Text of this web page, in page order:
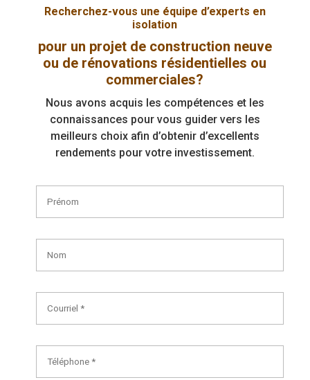
Recherchez-vous une équipe d’experts en
isolation
pour un projet de construction neuve
ou de rénovations résidentielles ou
commerciales?
Nous avons acquis les compétences et les
connaissances pour vous guider vers les
meilleurs choix afin d’obtenir d’excellents
rendements pour votre investissement.